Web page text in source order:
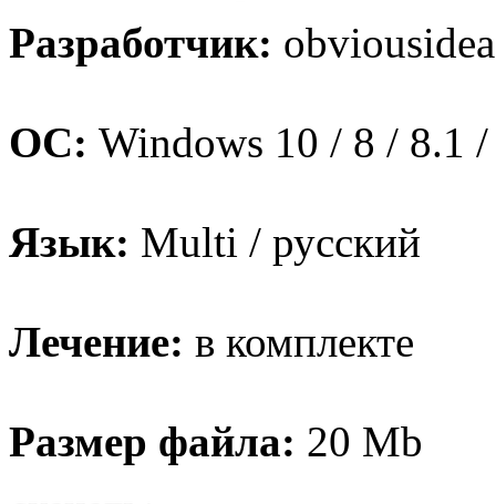
Разработчик:
ОС: Windows 10 / 8 / 8.1
Язык: Multi / русский
Лечение: в комплекте
Размер файла: 20 Mb